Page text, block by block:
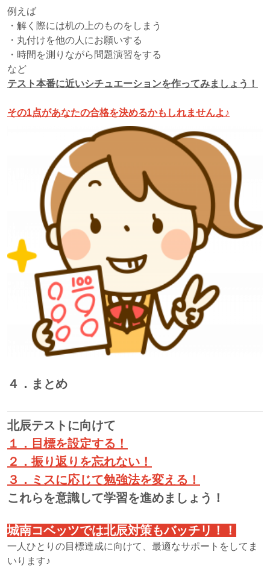
例えば
・解く際には机の上のものをしまう
・丸付けを他の人にお願いする
・時間を測りながら問題演習をする
など
テスト本番に近いシチュエーションを作ってみましょう！
その1点があなたの合格を決めるかもしれませんよ♪
４．まとめ
北辰テストに向けて
１．目標を設定する ！
２．振り返りを忘れない ！
３．ミスに応じて勉強法を変える！
これらを意識して学習を進めましょう！
城南コベッツでは北辰対策もバッチリ！！
一人ひとりの目標達成に向けて、最適なサポートをしてま
いります♪